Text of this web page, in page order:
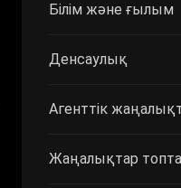
Білім және ғылым
Денсаулық
Агенттік
Жаңалықтар